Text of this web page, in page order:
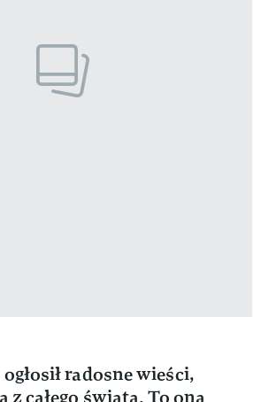
radosne wieści,
z całego świata. To ona